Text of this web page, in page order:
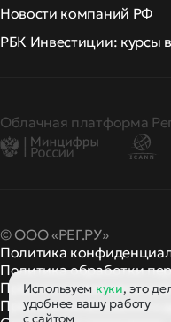
Новости компаний РФ
РБК Инвестиции: курсы
Облачная платформа
© ООО «РЕГ.РУ»
Политика
Политика обработки
Правила применения
Правила пользованияи
Используем куки, это
удобнее вашу работу
с сайтом